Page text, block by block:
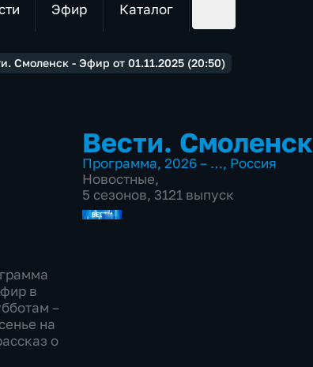
Эфир Каталог
Смоленск - Эфир от 01.11.2025 (20:50)
в
–
на
о
Вести. Смоленск
Программа, 2026 – …, Россия
Новостные,
5 сезонов, 3121 выпуск